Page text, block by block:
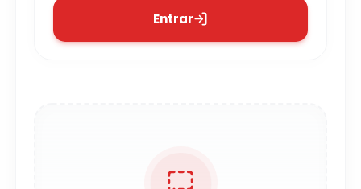
Entrar